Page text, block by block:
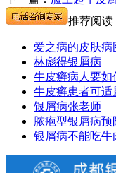
推荐阅读
爱之病的皮肤病
林彪得银屑病
牛皮癣病人要如
牛皮癣患者可适
银屑病张老师
脓疱型银屑病
银屑病不能吃牛